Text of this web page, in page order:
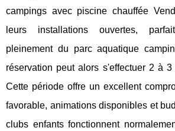
campings avec piscine chauffée
leurs installations ouvertes,
pleinement du parc aquatique
réservation peut alors s'effectuer 2 à
Cette période offre un excellent
favorable, animations disponibles et
clubs enfants fonctionnent